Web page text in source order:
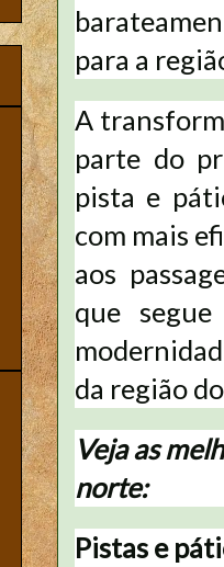
para a
A
parte do
pista e
com mais
aos
que
da região
Veja as
norte:
Pistas e